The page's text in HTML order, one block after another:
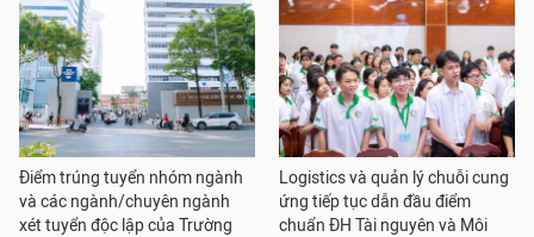
Điểm trúng tuyển nhóm ngành
và các ngành/chuyên ngành
xét tuyển độc lập của Trường
Logistics và quản lý chuỗi cung
ứng tiếp tục dẫn đầu điểm
chuẩn ĐH Tài nguyên và Môi